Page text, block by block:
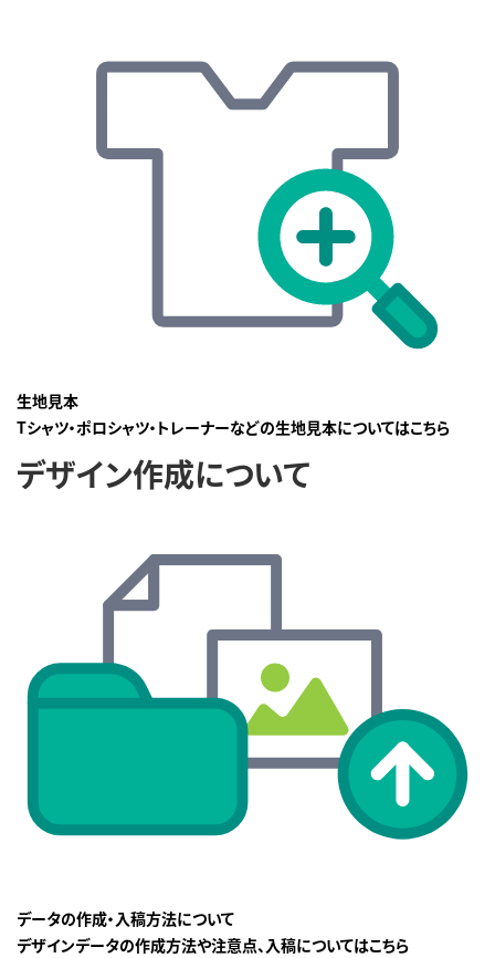
生地見本
Tシャツ・ポロシャツ・トレーナーなどの生地見本についてはこちら
デザイン作成について
データの作成・入稿方法について
デザインデータの作成方法や注意点、入稿についてはこちら